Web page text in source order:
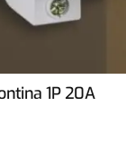
1P 20A